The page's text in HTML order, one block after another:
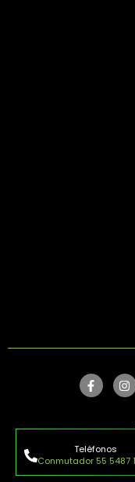
Teléfonos
Conmutador 55 5487